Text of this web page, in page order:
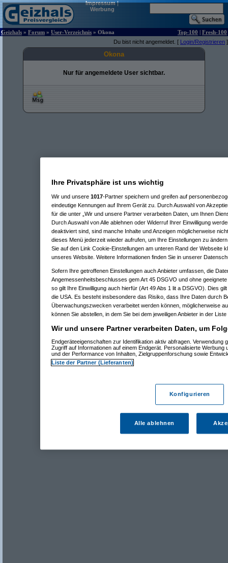
Impressum|
Werbung
Geizhals » Forum » User-Verzeichnis » Okona Top-100 | Fresh-100
Du bist nicht angemeldet. [ Login/Registrieren ]
Okona
Nur für angemeldete User sichtbar.
Ihre Privatsphäre ist uns wichtig
Wir und unsere 1017-Partner speichern und greifen auf
eindeutige Kennungen auf Ihrem Gerät zu. Durch Auswahl von
für die unter „Wir und unsere Partner verarbeiten Daten, um Ihnen
Durch Auswahl von Alle ablehnen oder Widerruf Ihrer Einwilligung
deaktiviert sind, sind manche Inhalte und Anzeigen möglicherweise
dieses Menü jederzeit wieder aufrufen, um Ihre Einstellungen zu
Sie auf den Link Cookie-Einstellungen am unteren Rand der Webseite
unseres Website. Weitere Informationen finden Sie in unserer
Sofern Ihre getroffenen Einstellungen auch Anbieter umfassen, die
Angemessenheitsbeschlusses gem Art 45 DSGVO und ohne
so gilt Ihre Einwilligung auch hierfür (Art 49 Abs 1 lit a DSGVO). Dies
die USA. Es besteht insbesondere das Risiko, dass Ihre Daten durch
Überwachungszwecken verarbeitet werden können, möglicherweise
können Sie abstellen, in dem Sie bei dem jeweiligen Anbieter in der
Wir und unsere Partner verarbeiten Daten, um
Endgeräteeigenschaften zur Identifikation aktiv abfragen. Verwendung
Zugriff auf Informationen auf einem Endgerät. Personalisierte Werbung
und der Performance von Inhalten, Zielgruppenforschung sowie
Liste der Partner (Lieferanten)
Konfigurieren
Alle ablehnen